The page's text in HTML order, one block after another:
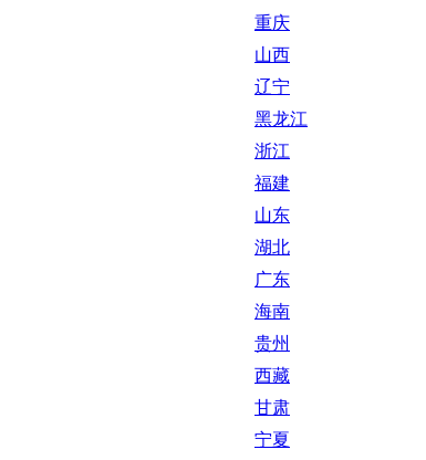
重庆
山西
辽宁
黑龙江
浙江
福建
山东
湖北
广东
海南
贵州
西藏
甘肃
宁夏